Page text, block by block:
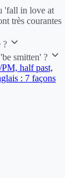
'fall in love at
très courantes
?
smitten' ?
half past,
: 7 façons